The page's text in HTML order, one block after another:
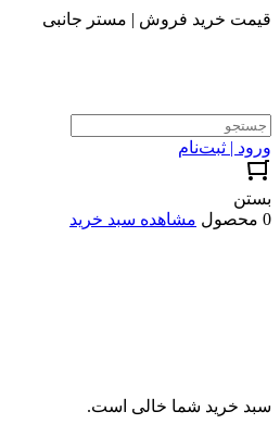
قیمت خرید فروش | مستر جانبی
ورود | ثبت‌نام
بستن
0 محصول
مشاهده سبد خرید
سبد خرید شما خالی است.